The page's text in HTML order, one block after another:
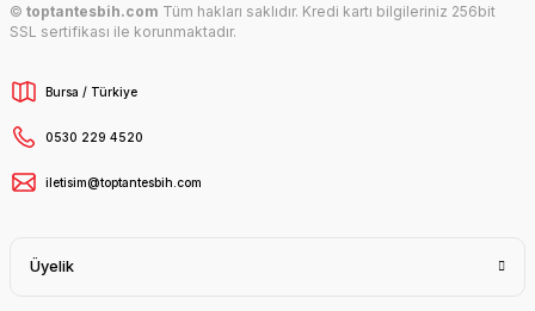
© toptantesbih.com Tüm hakları saklıdır. Kredi kartı bilgileriniz 256bit
SSL sertifikası ile korunmaktadır.
Bursa / Türkiye
0530 229 4520
iletisim@toptantesbih.com
Üyelik